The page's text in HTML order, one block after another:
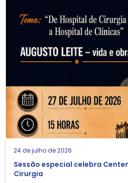
24 de julho de 2026
Sessão especial celebra
Cirurgia